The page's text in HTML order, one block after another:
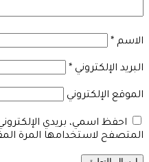
الاسم *
البريد الإلكتروني *
الموقع الإلكتروني
احفظ اسمي، بريدي
المتصفح لاستخدامها المرة